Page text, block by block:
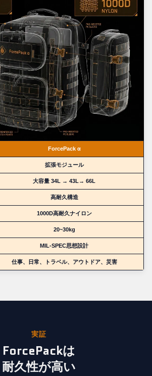
ForcePack α
拡張モジュール
大容量 34L → 43L→ 66L
高耐久構造
1000D高耐久ナイロン
20~30kg
MIL-SPEC思想設計
仕事、日常、トラベル、アウトドア、災害
実証
ForcePackは
耐久性が高い